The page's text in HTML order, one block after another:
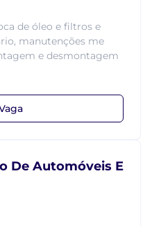
de óleo e filtros e
manutenções me
e desmontagem
De Automóveis E